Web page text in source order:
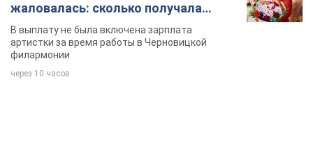
жаловалась: сколько получала
певица
В выплату не была включена зарплата
артистки за время работы в Черновицкой
филармонии
через 10 часов